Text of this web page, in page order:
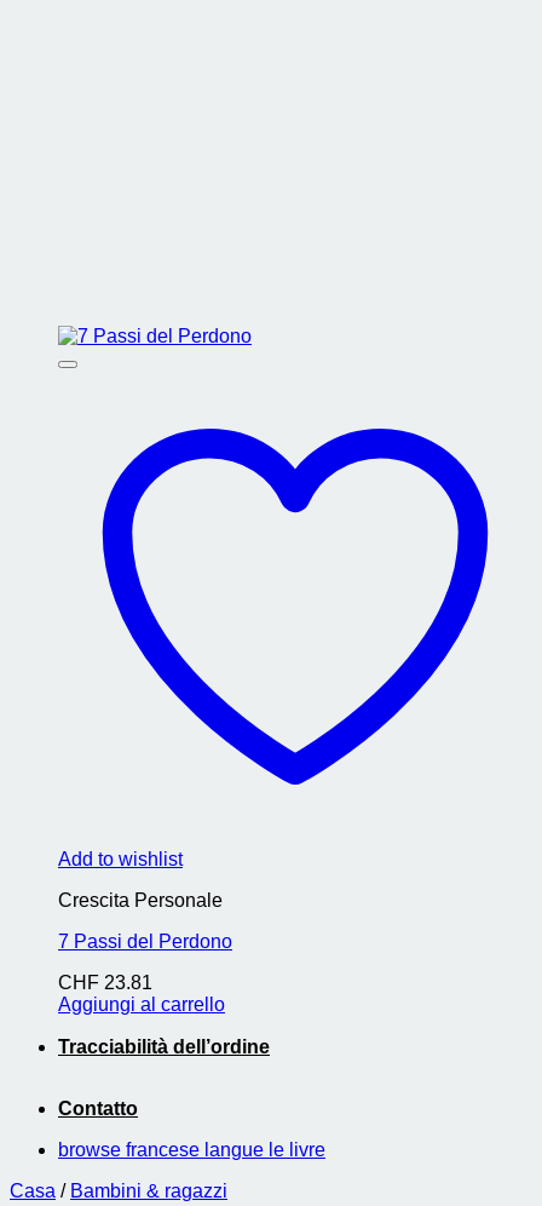
Add to wishlist
Crescita Personale
7 Passi del Perdono
CHF 23.81
Aggiungi al carrello
Tracciabilità dell’ordine
Contatto
browse francese langue le livre
Casa / Bambini & ragazzi